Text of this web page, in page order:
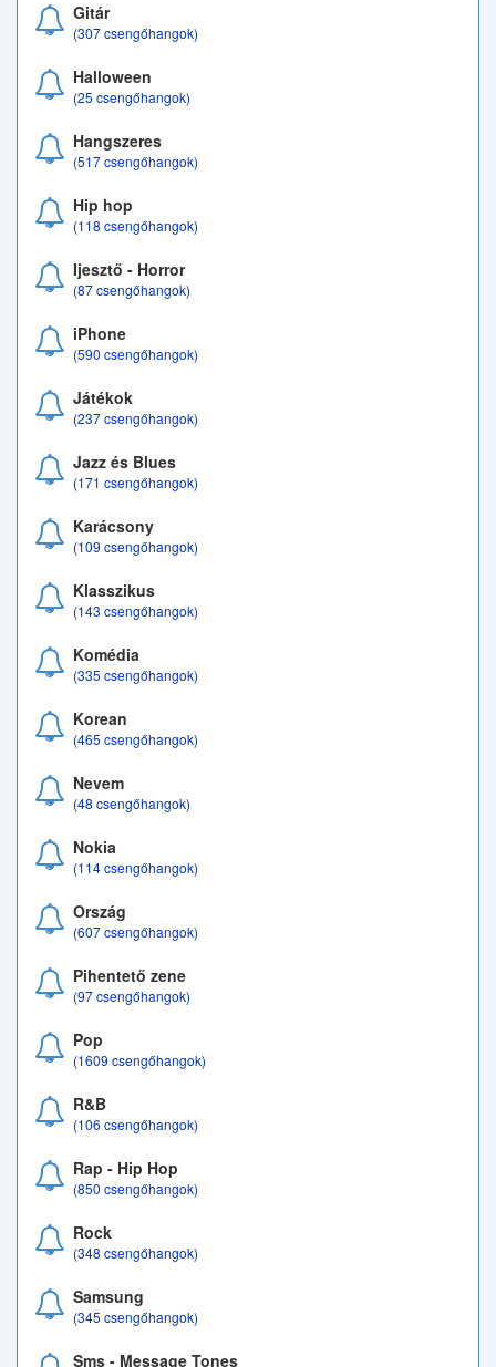
Gitár
(307 csengőhangok)
Halloween
(25 csengőhangok)
Hangszeres
(517 csengőhangok)
Hip hop
(118 csengőhangok)
Ijesztő - Horror
(87 csengőhangok)
iPhone
(590 csengőhangok)
Játékok
(237 csengőhangok)
Jazz és Blues
(171 csengőhangok)
Karácsony
(109 csengőhangok)
Klasszikus
(143 csengőhangok)
Komédia
(335 csengőhangok)
Korean
(465 csengőhangok)
Nevem
(48 csengőhangok)
Nokia
(114 csengőhangok)
Ország
(607 csengőhangok)
Pihentető zene
(97 csengőhangok)
Pop
(1609 csengőhangok)
R&B
(106 csengőhangok)
Rap - Hip Hop
(850 csengőhangok)
Rock
(348 csengőhangok)
Samsung
(345 csengőhangok)
Sms - Message Tones